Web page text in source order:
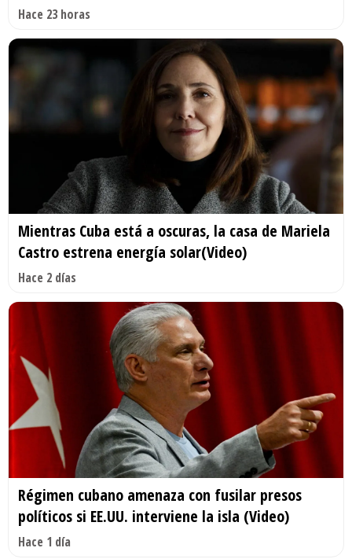
Hace 23 horas
Mientras Cuba está a oscuras, la casa de Mariela
Castro estrena energía solar(Video)
Hace 2 días
Régimen cubano amenaza con fusilar presos
políticos si EE.UU. interviene la isla (Video)
Hace 1 día